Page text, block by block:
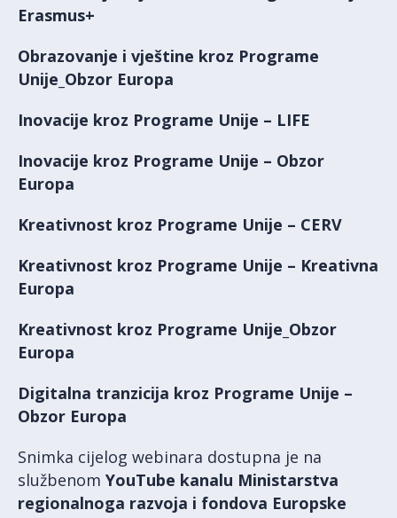
Erasmus+
Obrazovanje i vještine kroz Programe
Unije_Obzor Europa
Inovacije kroz Programe Unije – LIFE
Inovacije kroz Programe Unije – Obzor
Europa
Kreativnost kroz Programe Unije – CERV
Kreativnost kroz Programe Unije – Kreativna
Europa
Kreativnost kroz Programe Unije_Obzor
Europa
Digitalna tranzicija kroz Programe Unije –
Obzor Europa
Snimka cijelog webinara dostupna je na
službenom YouTube kanalu Ministarstva
regionalnoga razvoja i fondova Europske